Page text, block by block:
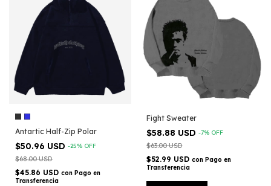
Antartic Half-Zip Polar
$50.96 USD -25% OFF
$68.00 USD
$45.86 USD con Pago en
Transferencia
Fight Sweater
$58.88 USD -7% OFF
$63.00 USD
$52.99 USD con Pago en
Transferencia